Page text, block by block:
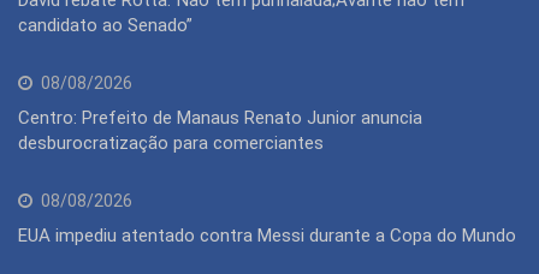
candidato ao Senado”
08/08/2026
Centro: Prefeito de Manaus Renato Junior anuncia
desburocratização para comerciantes
08/08/2026
EUA impediu atentado contra Messi durante a Copa do Mundo